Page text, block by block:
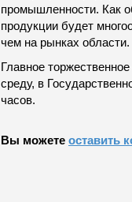
промышленности. Как
продукции будет
чем на рынках области.
Главное
среду, в
часов.
Вы можете оставить